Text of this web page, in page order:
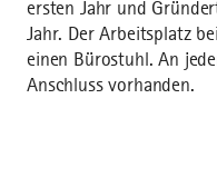
ersten Jahr und
Jahr. Der Arbeitsplatz
einen Bürostuhl. An
Anschluss vorhanden.